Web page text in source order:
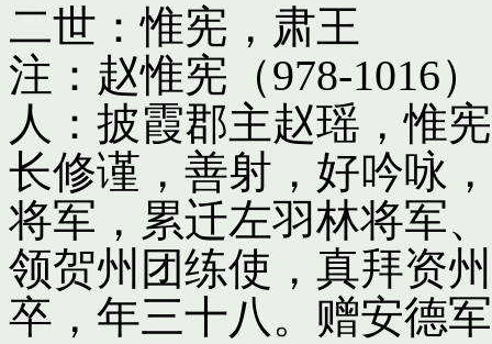
二世：惟宪，肃王
注：赵惟宪（978-1016
人：披霞郡主赵瑶，惟
长修谨，善射，好吟咏
将军，累迁左羽林将军
领贺州团练使，真拜资
卒，年三十八。赠安德